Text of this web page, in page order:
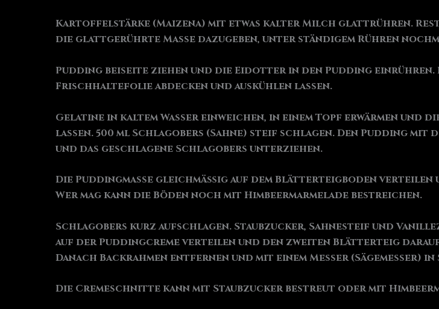
Kartoffelstärke (Maizena) mit etwas kalter Milch glattrühren.
die glattgerührte Masse dazugeben, unter ständigem Rühren
Pudding beiseite ziehen und die Eidotter in den Pudding einrühren.
Frischhaltefolie abdecken und auskühlen lassen.
Gelatine in kaltem Wasser einweichen, in einem Topf erwärmen
lassen. 500 ml Schlagobers (Sahne) steif schlagen. Den Pudding
und das geschlagene Schlagobers unterziehen.
Die Puddingmasse gleichmäßig auf dem Blätterteigboden
Wer mag kann die Böden noch mit Himbeermarmelade bestreichen.
Schlagobers kurz aufschlagen. Staubzucker, Sahnesteif und
auf der Puddingcreme verteilen und den zweiten Blätterteig
Danach Backrahmen entfernen und mit einem Messer (Sägemesser)
Die Cremeschnitte kann mit Staubzucker bestreut oder mit